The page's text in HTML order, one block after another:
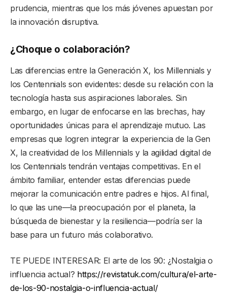
prudencia, mientras que los más jóvenes apuestan por
la innovación disruptiva.
¿Choque o colaboración?
Las diferencias entre la Generación X, los Millennials y
los Centennials son evidentes: desde su relación con la
tecnología hasta sus aspiraciones laborales. Sin
embargo, en lugar de enfocarse en las brechas, hay
oportunidades únicas para el aprendizaje mutuo. Las
empresas que logren integrar la experiencia de la Gen
X, la creatividad de los Millennials y la agilidad digital de
los Centennials tendrán ventajas competitivas. En el
ámbito familiar, entender estas diferencias puede
mejorar la comunicación entre padres e hijos. Al final,
lo que las une—la preocupación por el planeta, la
búsqueda de bienestar y la resiliencia—podría ser la
base para un futuro más colaborativo.
TE PUEDE INTERESAR: El arte de los 90: ¿Nostalgia o
influencia actual? https://revistatuk.com/cultura/el-arte-
de-los-90-nostalgia-o-influencia-actual/